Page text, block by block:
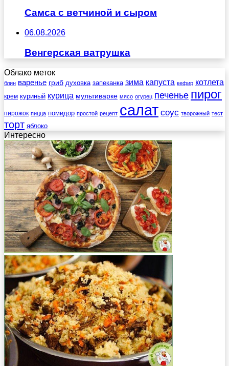
Самса с ветчиной и сыром
06.08.2026
Венгерская ватрушка
Облако меток
блин варенье гриб духовка запеканка зима капуста кефир котлета
крем куриный курица мультиварке мясо огурец печенье пирог
пирожок пицца помидор простой рецепт салат соус творожный тест
торт яблоко
Интересно